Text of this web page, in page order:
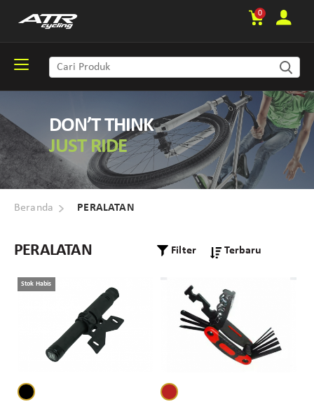
0
DON’T THINK
JUST RIDE
Beranda PERALATAN
PERALATAN Filter
Stok Habis